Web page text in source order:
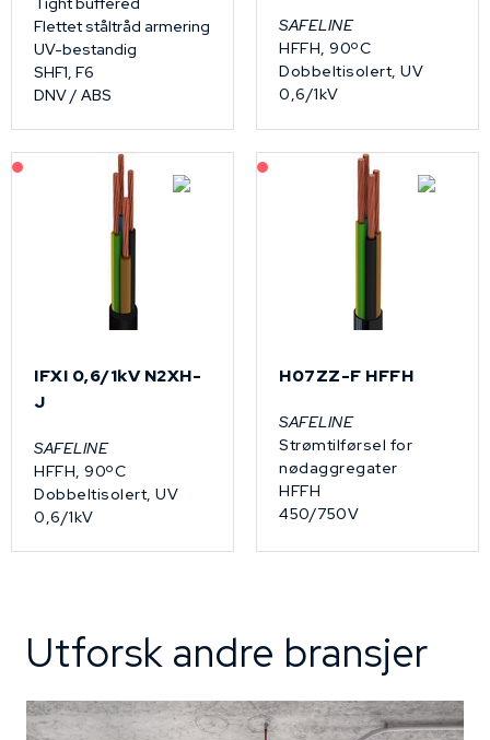
Flettet ståltråd armering
UV-bestandig
SHF1, F6
DNV / ABS
SAFELINE
HFFH, 90ºC
Dobbeltisolert, UV
0,6/1kV
På forespørsel
IFXI 0,6/1kV N2XH-
J
SAFELINE
HFFH, 90ºC
Dobbeltisolert, UV
0,6/1kV
På forespørsel
H07ZZ-F HFFH
SAFELINE
Strømtilførsel for
nødaggregater
HFFH
450/750V
Utforsk andre bransjer